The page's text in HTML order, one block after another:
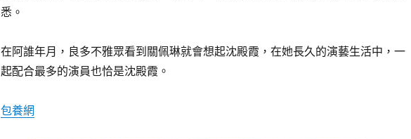
悉。
在阿誰年月，良多不雅眾看到關佩琳就會想起沈殿霞，在她長久的演藝生活中，一
起配合最多的演員也恰是沈殿霞。
包養網